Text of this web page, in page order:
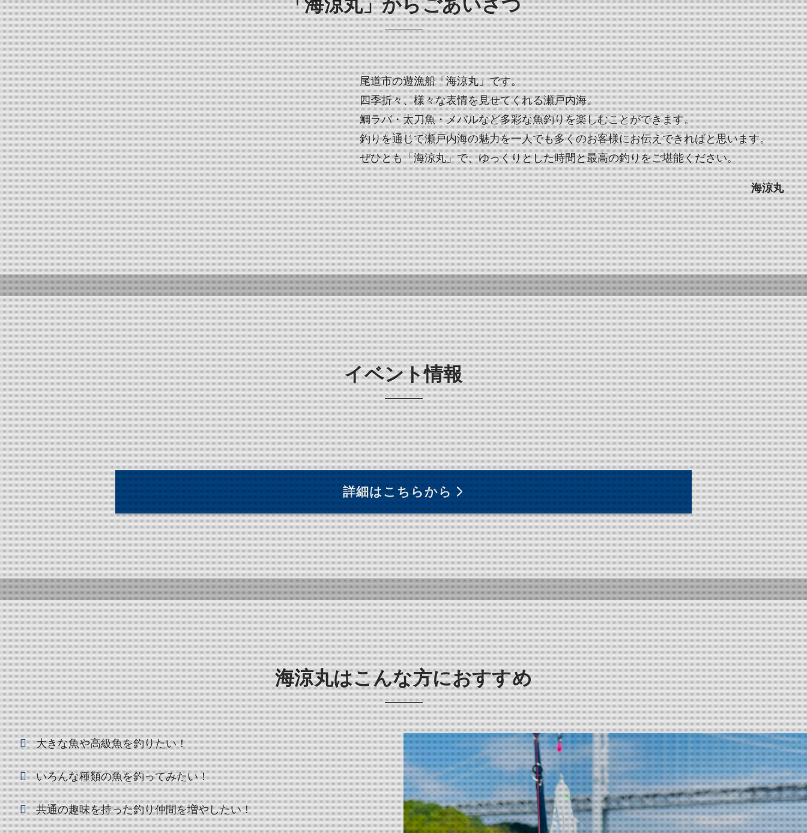
「海涼丸」からごあいさつ
尾道市の遊漁船「海涼丸」です。
四季折々、様々な表情を見せてくれる瀬戸内海。
鯛ラバ・太刀魚・メバルなど多彩な魚釣りを楽しむことができます。
釣りを通じて瀬戸内海の魅力を一人でも多くのお客様にお伝えできればと思います。
ぜひとも「海涼丸」で、ゆっくりとした時間と最高の釣りをご堪能ください。
海涼丸
イベント情報
詳細はこちらから
海涼丸はこんな方におすすめ
大きな魚や高級魚を釣りたい！
いろんな種類の魚を釣ってみたい！
共通の趣味を持った釣り仲間を増やしたい！